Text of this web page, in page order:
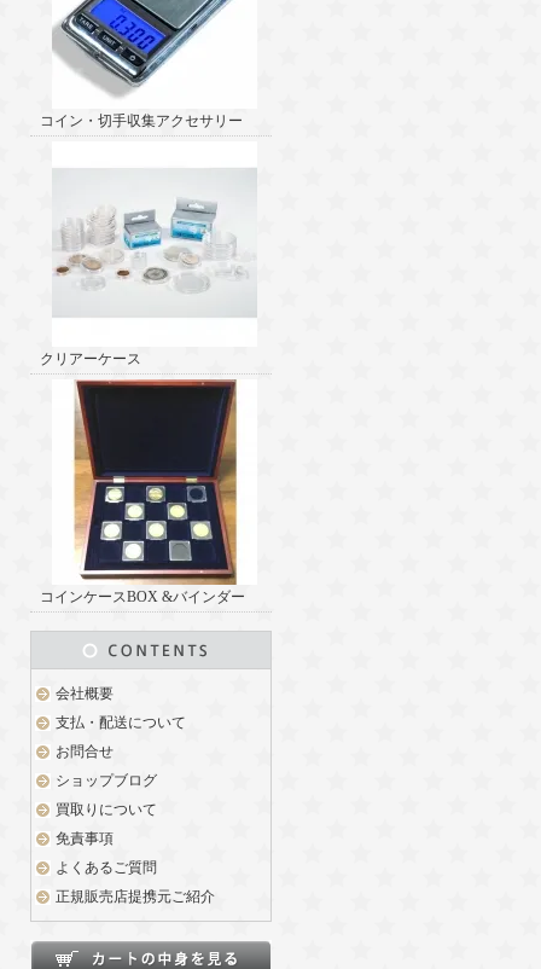
コイン・切手収集アクセサリー
クリアーケース
コインケースBOX &バインダー
会社概要
支払・配送について
お問合せ
ショップブログ
買取りについて
免責事項
よくあるご質問
正規販売店提携元ご紹介